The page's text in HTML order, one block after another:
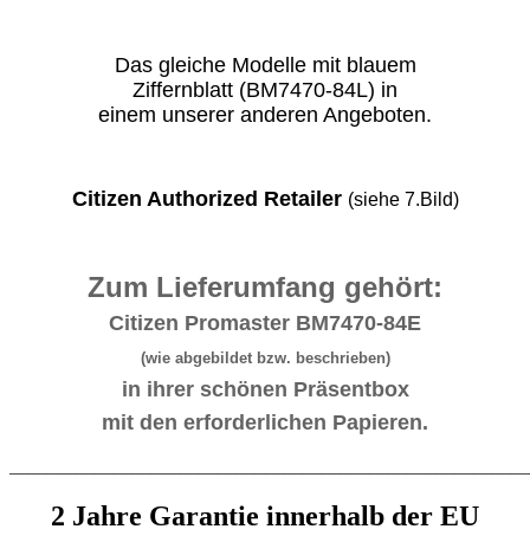
Das gleiche Modelle mit blauem
Ziffernblatt (BM7470-84L) in
einem unserer anderen Angeboten.
Citizen Authorized Retailer (siehe 7.Bild)
Zum Lieferumfang gehört:
Citizen Promaster BM7470-84E
(wie abgebildet bzw. beschrieben)
in ihrer schönen Präsentbox
mit den erforderlichen Papieren.
2 Jahre Garantie innerhalb der EU